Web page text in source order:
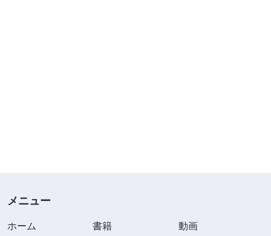
メニュー
ホーム 書籍
動画